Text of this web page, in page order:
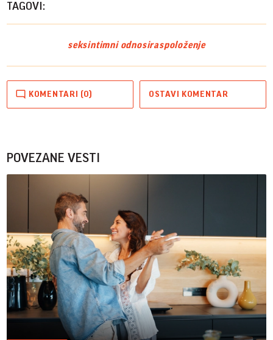
TAGOVI:
seksintimni odnosiraspoloženje
KOMENTARI (0) OSTAVI KOMENTAR
POVEZANE VESTI